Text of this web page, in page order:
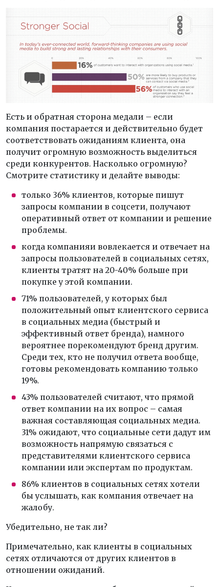
Есть и обратная сторона медали – если
компания постарается и действительно будет
соответствовать ожиданиям клиента, она
получит огромную возможность выделиться
среди конкурентов. Насколько огромную?
Смотрите статистику и делайте выводы:
только 36% клиентов, которые пишут
запросы компании в соцсети, получают
оперативный ответ от компании и решение
проблемы.
когда компанияи вовлекается и отвечает на
запросы пользователей в социальных сетях,
клиенты тратят на 20-40% больше при
покупке у этой компании.
71% пользователей, у которых был
положительный опыт клиентского сервиса
в социальных медиа (быстрый и
эффективный ответ бренда), намного
вероятнее порекомендуют бренд другим.
Среди тех, кто не получил ответа вообще,
готовы рекомендовать компанию только
19%.
43% пользователей считают, что прямой
ответ компании на их вопрос – самая
важная составляющая социальных медиа.
31% ожидают, что социальные сети дадут им
возможность напрямую связаться с
представителями клиентского сервиса
компании или экспертам по продуктам.
86% клиентов в социальных сетях хотели
бы услышать, как компания отвечает на
жалобу.
Убедительно, не так ли?
Примечательно, как клиенты в социальных
сетях отличаются от других клиентов в
отношении ожиданий.